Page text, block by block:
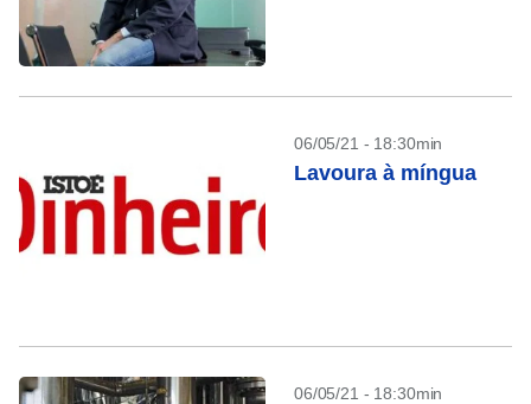
06/05/21 - 18:30min
Lavoura à míngua
06/05/21 - 18:30min